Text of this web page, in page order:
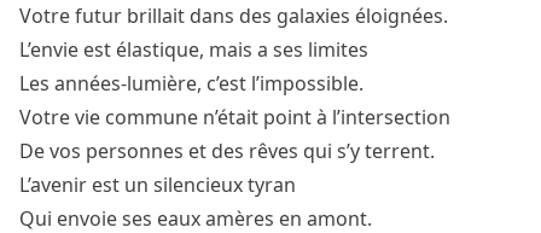
Votre futur brillait dans des galaxies éloignées.
L’envie est élastique, mais a ses limites
Les années-lumière, c’est l’impossible.
Votre vie commune n’était point à l’intersection
De vos personnes et des rêves qui s’y terrent.
L’avenir est un silencieux tyran
Qui envoie ses eaux amères en amont.